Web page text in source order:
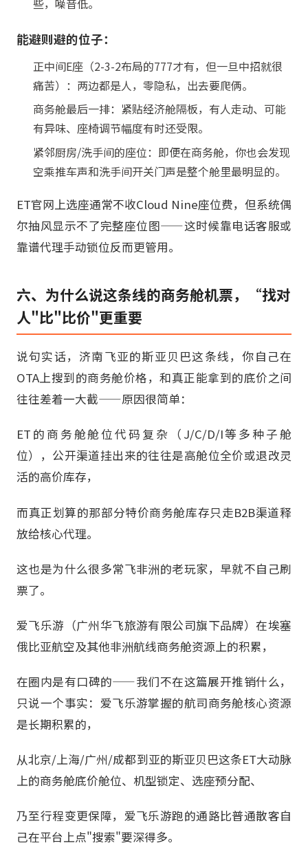
能避则避的位子：
正中间E座（2-3-2布局的777才有，但一旦中招就很
痛苦）：两边都是人，零隐私，出去要爬俩。
商务舱最后一排：紧贴经济舱隔板，有人走动、可能
有异味、座椅调节幅度有时还受限。
紧邻厨房/洗手间的座位：即便在商务舱，你也会发现
空乘推车声和洗手间开关门声是整个舱里最明显的。
ET官网上选座通常不收Cloud Nine座位费，但系统偶
尔抽风显示不了完整座位图——这时候靠电话客服或
靠谱代理手动锁位反而更管用。
六、为什么说这条线的商务舱机票，“找对
人"比"比价"更重要
说句实话，济南飞亚的斯亚贝巴这条线，你自己在
OTA上搜到的商务舱价格，和真正能拿到的底价之间
往往差着一大截——原因很简单：
ET的商务舱舱位代码复杂（J/C/D/I等多种子舱
位），公开渠道挂出来的往往是高舱位全价或退改灵
活的高价库存，
而真正划算的那部分特价商务舱库存只走B2B渠道释
放给核心代理。
这也是为什么很多常飞非洲的老玩家，早就不自己刷
票了。
爱飞乐游（广州华飞旅游有限公司旗下品牌）在埃塞
俄比亚航空及其他非洲航线商务舱资源上的积累，
在圈内是有口碑的——我们不在这篇展开推销什么，
只说一个事实：爱飞乐游掌握的航司商务舱核心资源
是长期积累的，
从北京/上海/广州/成都到亚的斯亚贝巴这条ET大动脉
上的商务舱底价舱位、机型锁定、选座预分配、
乃至行程变更保障，爱飞乐游跑的通路比普通散客自
己在平台上点"搜索"要深得多。